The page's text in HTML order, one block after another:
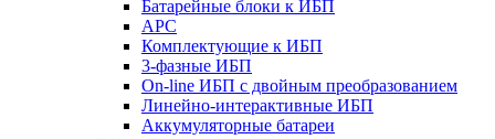
Батарейные блоки к ИБП
APC
Комплектующие к ИБП
3-фазные ИБП
On-line ИБП с двойным преобразованием
Линейно-интерактивные ИБП
Аккумуляторные батареи